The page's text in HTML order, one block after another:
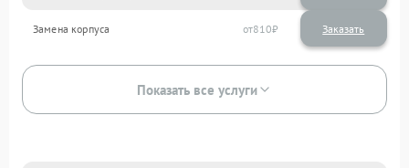
Замена корпуса 810
Показать все услуги